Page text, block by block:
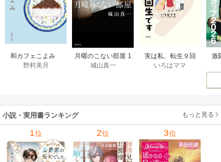
和カフェこよみ
五月くんの夏のお
野村美月
月曜のこない部屋 1
巻
城山真一
実は私、転生９回
生です マンガ
いろはママ
激
小説・実用書ランキング もっと見る
1位 2位 3位